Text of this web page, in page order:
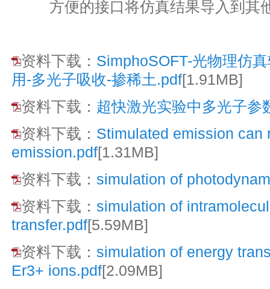
方便的接口将仿真结果导入到其
资料下载： SimphoSOFT-光物理仿
用-多光子吸收-掺稀土.pdf[1.91MB]
资料下载： 超快激光实验中多光子参
资料下载： Stimulated emission can
emission.pdf[1.31MB]
资料下载： simulation of
资料下载： simulation of
transfer.pdf[5.59MB]
资料下载： simulation of energy
Er3+ ions.pdf[2.09MB]